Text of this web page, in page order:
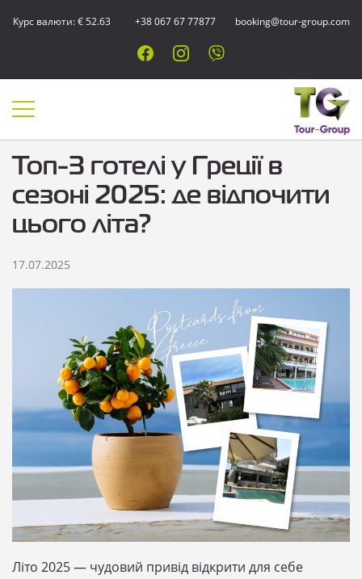
Курс валюти: € 52.63 +38 067 67 77877 booking@tour-group.com
Топ-3 готелі у Греції в
сезоні 2025: де відпочити
цього літа?
17.07.2025
Літо 2025 — чудовий привід відкрити для себе